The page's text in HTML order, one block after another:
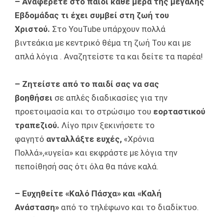
Εβδομάδας τι έχει συμβεί στη ζωή του
Χριστού. Στο YouTube υπάρχουν πολλά
βιντεάκια με κεντρικό θέμα τη ζωή Του και με
απλά λόγια . Αναζητείστε τα και δείτε τα παρέα!
– Ζητείστε από το παιδί σας να σας
βοηθήσει σε απλές διαδικασίες για την
προετοιμασία και το στρώσιμο του εορταστικού
τραπεζιού. Λίγο πριν ξεκινήσετε το
φαγητό ανταλλάξτε ευχές, «Χρόνια
Πολλά»,«υγεία» και εκφράστε με λόγια την
πεποίθησή σας ότι όλα θα πάνε καλά.
– Ευχηθείτε «Καλό Πάσχα» και «Καλή
Ανάσταση» από το τηλέφωνο και το διαδίκτυο.